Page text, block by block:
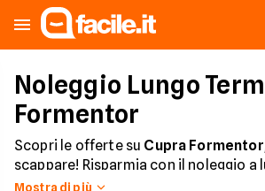
Noleggio Lungo
Formentor
Scopri le offerte su Cupra Formentor
scappare! Risparmia con il noleggio a
ottieni Cupra Formentor ad un prezzo
Mostra di più